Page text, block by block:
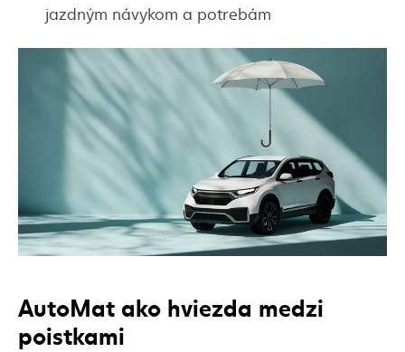
jazdným návykom a potrebám
AutoMat ako hviezda medzi
poistkami